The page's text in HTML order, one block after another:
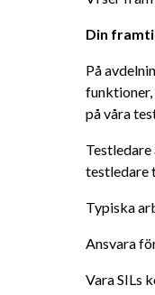
Din
På
funktioner,
på våra
testledare
Typiska
Ansvara
Vara SILs